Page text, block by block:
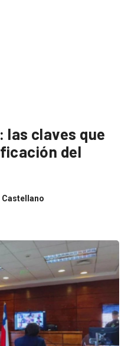
las claves que
del